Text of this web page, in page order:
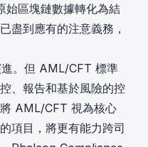
始區塊鏈數據轉化為結
盡到應有的注意義務，
。但 AML/CFT 標準
、報告和基於風險的控
AML/CFT 視為核心
項目，將更有能力跨司